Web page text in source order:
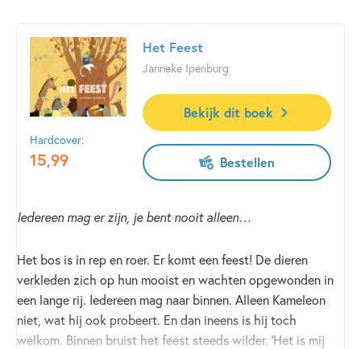
Hardcover:
15,99
Het Feest
Janneke Ipenburg
Bekijk dit boek
Bestellen
Iedereen mag er zijn, je bent nooit alleen…
Het bos is in rep en roer. Er komt een feest! De dieren
verkleden zich op hun mooist en wachten opgewonden in
een lange rij. Iedereen mag naar binnen. Alleen Kameleon
niet, wat hij ook probeert. En dan ineens is hij toch
welkom. Binnen bruist het feest steeds wilder. ‘Het is mij